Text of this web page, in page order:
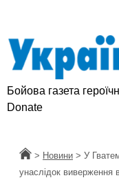
Бойова газета
Donate
Головна
> Новини > У
унаслідок виверження